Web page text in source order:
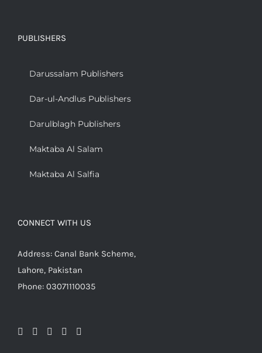
PUBLISHERS
Darussalam Publishers
Dar-ul-Andlus Publishers
Darulblagh Publishers
Maktaba Al Salam
Maktaba Al Salfia
CONNECT WITH US
Address: Canal Bank Scheme,
Lahore, Pakistan
Phone: 03071110035